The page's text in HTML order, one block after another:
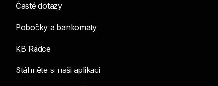
Časté dotazy
Pobočky a bankomaty
KB Rádce
Stáhněte si naši aplikaci